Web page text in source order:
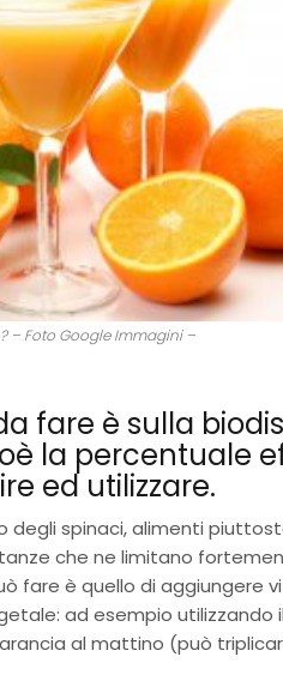
– Foto Google Immagini –
fare è sulla
la percentuale
ed utilizzare.
degli spinaci, alimenti
che ne limitano
fare è quello di aggiungere
ad esempio utilizzando
al mattino (può